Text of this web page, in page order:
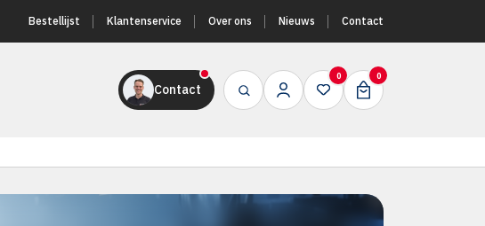
Bestellijst Klantenservice Over ons Nieuws Contact
Contact
0 0